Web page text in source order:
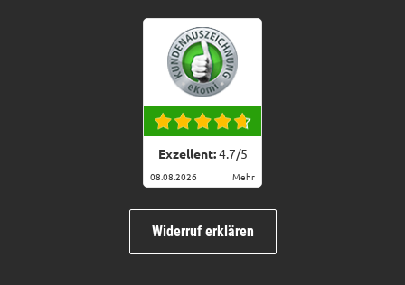
Exzellent:4.7/5
08.08.2026 Mehr
Widerruf erklären